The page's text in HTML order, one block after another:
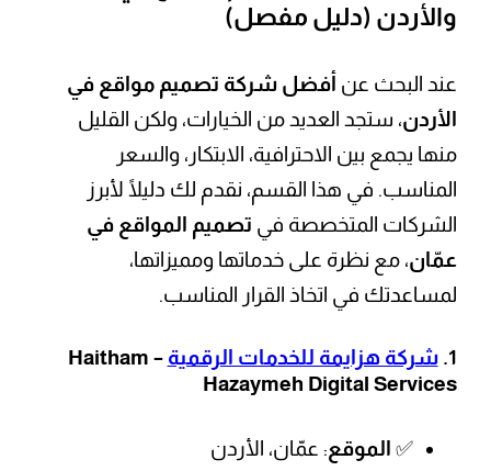
والأردن (دليل مفصل)
عند البحث عن أفضل شركة تصميم مواقع في
الأردن، ستجد العديد من الخيارات، ولكن القليل
منها يجمع بين الاحترافية، الابتكار، والسعر
المناسب. في هذا القسم، نقدم لك دليلًا لأبرز
الشركات المتخصصة في تصميم المواقع في
عمّان، مع نظرة على خدماتها ومميزاتها،
لمساعدتك في اتخاذ القرار المناسب.
1. شركة هزايمة للخدمات الرقمية
– Haitham
Hazaymeh Digital Services
✅ الموقع: عمّان، الأردن